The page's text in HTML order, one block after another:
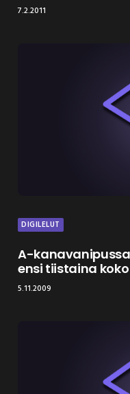
7.2.2011
DIGILELUT
A-
ensi tiistaina
5.11.2009